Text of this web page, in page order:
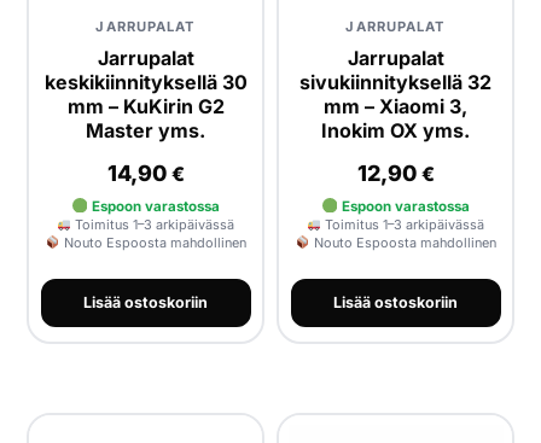
JARRUPALAT
Jarrupalat
keskikiinnityksellä 30
mm – KuKirin G2
Master yms.
14,90 €
Espoon varastossa
Toimitus 1–3 arkipäivässä
Nouto Espoosta mahdollinen
Lisää ostoskoriin
JARRUPALAT
Jarrupalat
sivukiinnityksellä 32
mm – Xiaomi 3,
Inokim OX yms.
12,90 €
Espoon varastossa
Toimitus 1–3 arkipäivässä
Nouto Espoosta mahdollinen
Lisää ostoskoriin